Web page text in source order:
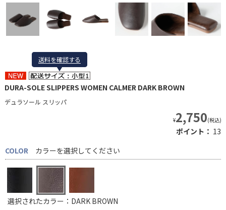
送料を確認する
送料を確認する
DURA-SOLE SLIPPERS WOMEN CALMER DARK BROWN
デュラソール スリッパ
¥2,750(税込)
ポイント： 13
COLOR
カラーを選択してください
選択されたカラー：DARK BROWN